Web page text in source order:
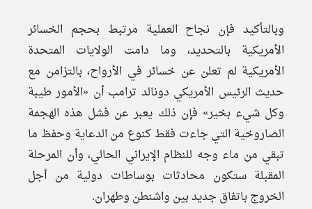
وبالتأكيد فإن نجاح العملية مرتبط بحجم الخسائر
الأمريكية بالتحديد، وما دامت الولايات المتحدة
الأمريكية لم تعلن عن خسائر في الأرواح، بالتزامن مع
حديث الرئيس الأمريكي دونالد ترامب أن «الأمور طيبة
وكل شيء بخير» فإن ذلك يعبر عن فشل هذه الهجمة
الصاروخية التي جاءت فقط كنوع من الدعاية وحفظ ما
تبقي من ماء وجه للنظام الإيراني الحالي، وأن المرحلة
المقبلة ستكون محادثات بوساطات دولية من أجل
الخروج باتفاق جديد بين واشنطن وطهران.